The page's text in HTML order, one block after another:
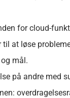
for cloud-
at løse
mål.
på andre med